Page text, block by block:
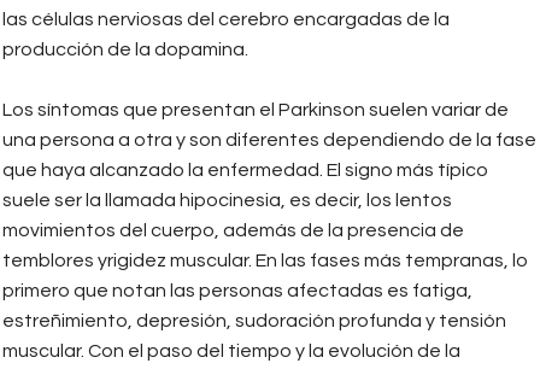
las células nerviosas del cerebro encargadas de la
producción de la dopamina.
Los síntomas que presentan el Parkinson suelen variar de
una persona a otra y son diferentes dependiendo de la fase
que haya alcanzado la enfermedad. El signo más típico
suele ser la llamada hipocinesia, es decir, los lentos
movimientos del cuerpo, además de la presencia de
temblores yrigidez muscular. En las fases más tempranas, lo
primero que notan las personas afectadas es fatiga,
estreñimiento, depresión, sudoración profunda y tensión
muscular. Con el paso del tiempo y la evolución de la